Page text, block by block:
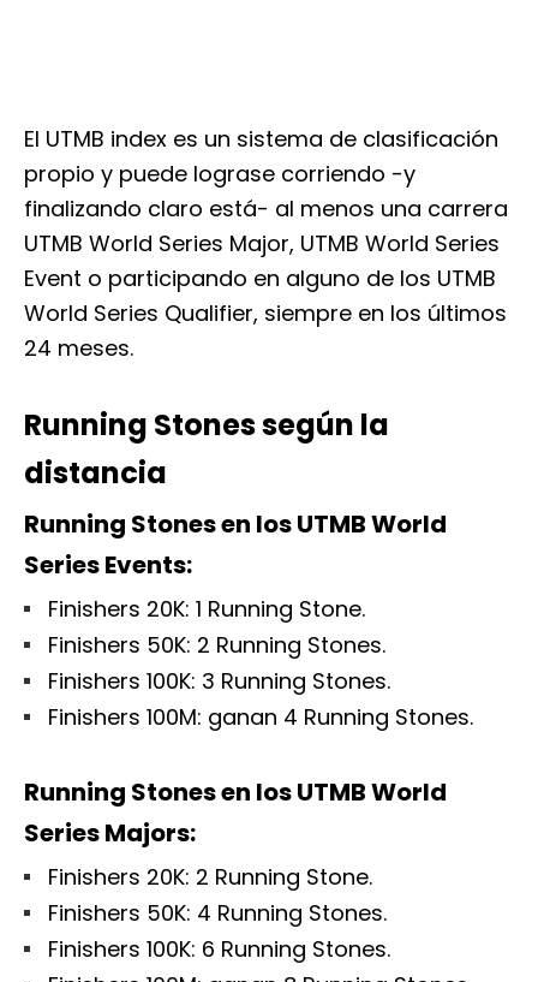
El UTMB index es un sistema de clasificación
propio y puede lograse corriendo -y
finalizando claro está- al menos una carrera
UTMB World Series Major, UTMB World Series
Event o participando en alguno de los UTMB
World Series Qualifier, siempre en los últimos
24 meses.
Running Stones según la
distancia
Running Stones en los UTMB World
Series Events:
Finishers 20K: 1 Running Stone.
Finishers 50K: 2 Running Stones.
Finishers 100K: 3 Running Stones.
Finishers 100M: ganan 4 Running Stones.
Running Stones en los UTMB World
Series Majors:
Finishers 20K: 2 Running Stone.
Finishers 50K: 4 Running Stones.
Finishers 100K: 6 Running Stones.